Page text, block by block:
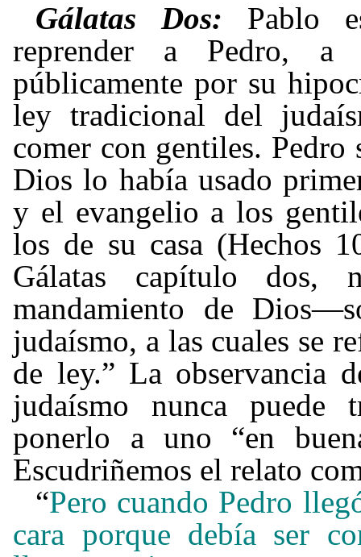
Gálatas Dos:
Pablo
reprender a Pedro,
públicamente por su
ley tradicional del
comer con gentiles. Pedro
Dios lo había usado
y el evangelio a los
los de su casa (Hechos
Gálatas capítulo
mandamiento de Dios—
judaísmo, a las cuales se
de ley.” La observancia
judaísmo nunca puede
ponerlo a uno “en
Escudriñemos el relato
“Pero cuando Pedro
cara porque debía ser